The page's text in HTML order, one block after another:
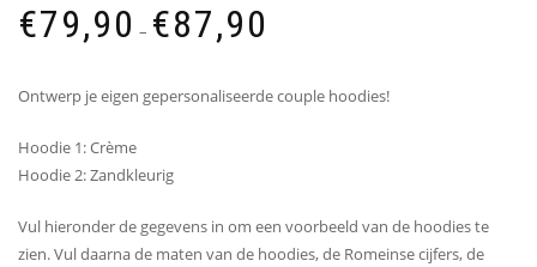
€79,90 – €87,90
Ontwerp je eigen gepersonaliseerde couple hoodies!
Hoodie 1: Crème
Hoodie 2: Zandkleurig
Vul hieronder de gegevens in om een voorbeeld van de hoodies te
zien. Vul daarna de maten van de hoodies, de Romeinse cijfers, de